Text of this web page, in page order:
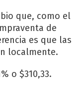
que, como el
de
es que las
localmente.
o $310,33.